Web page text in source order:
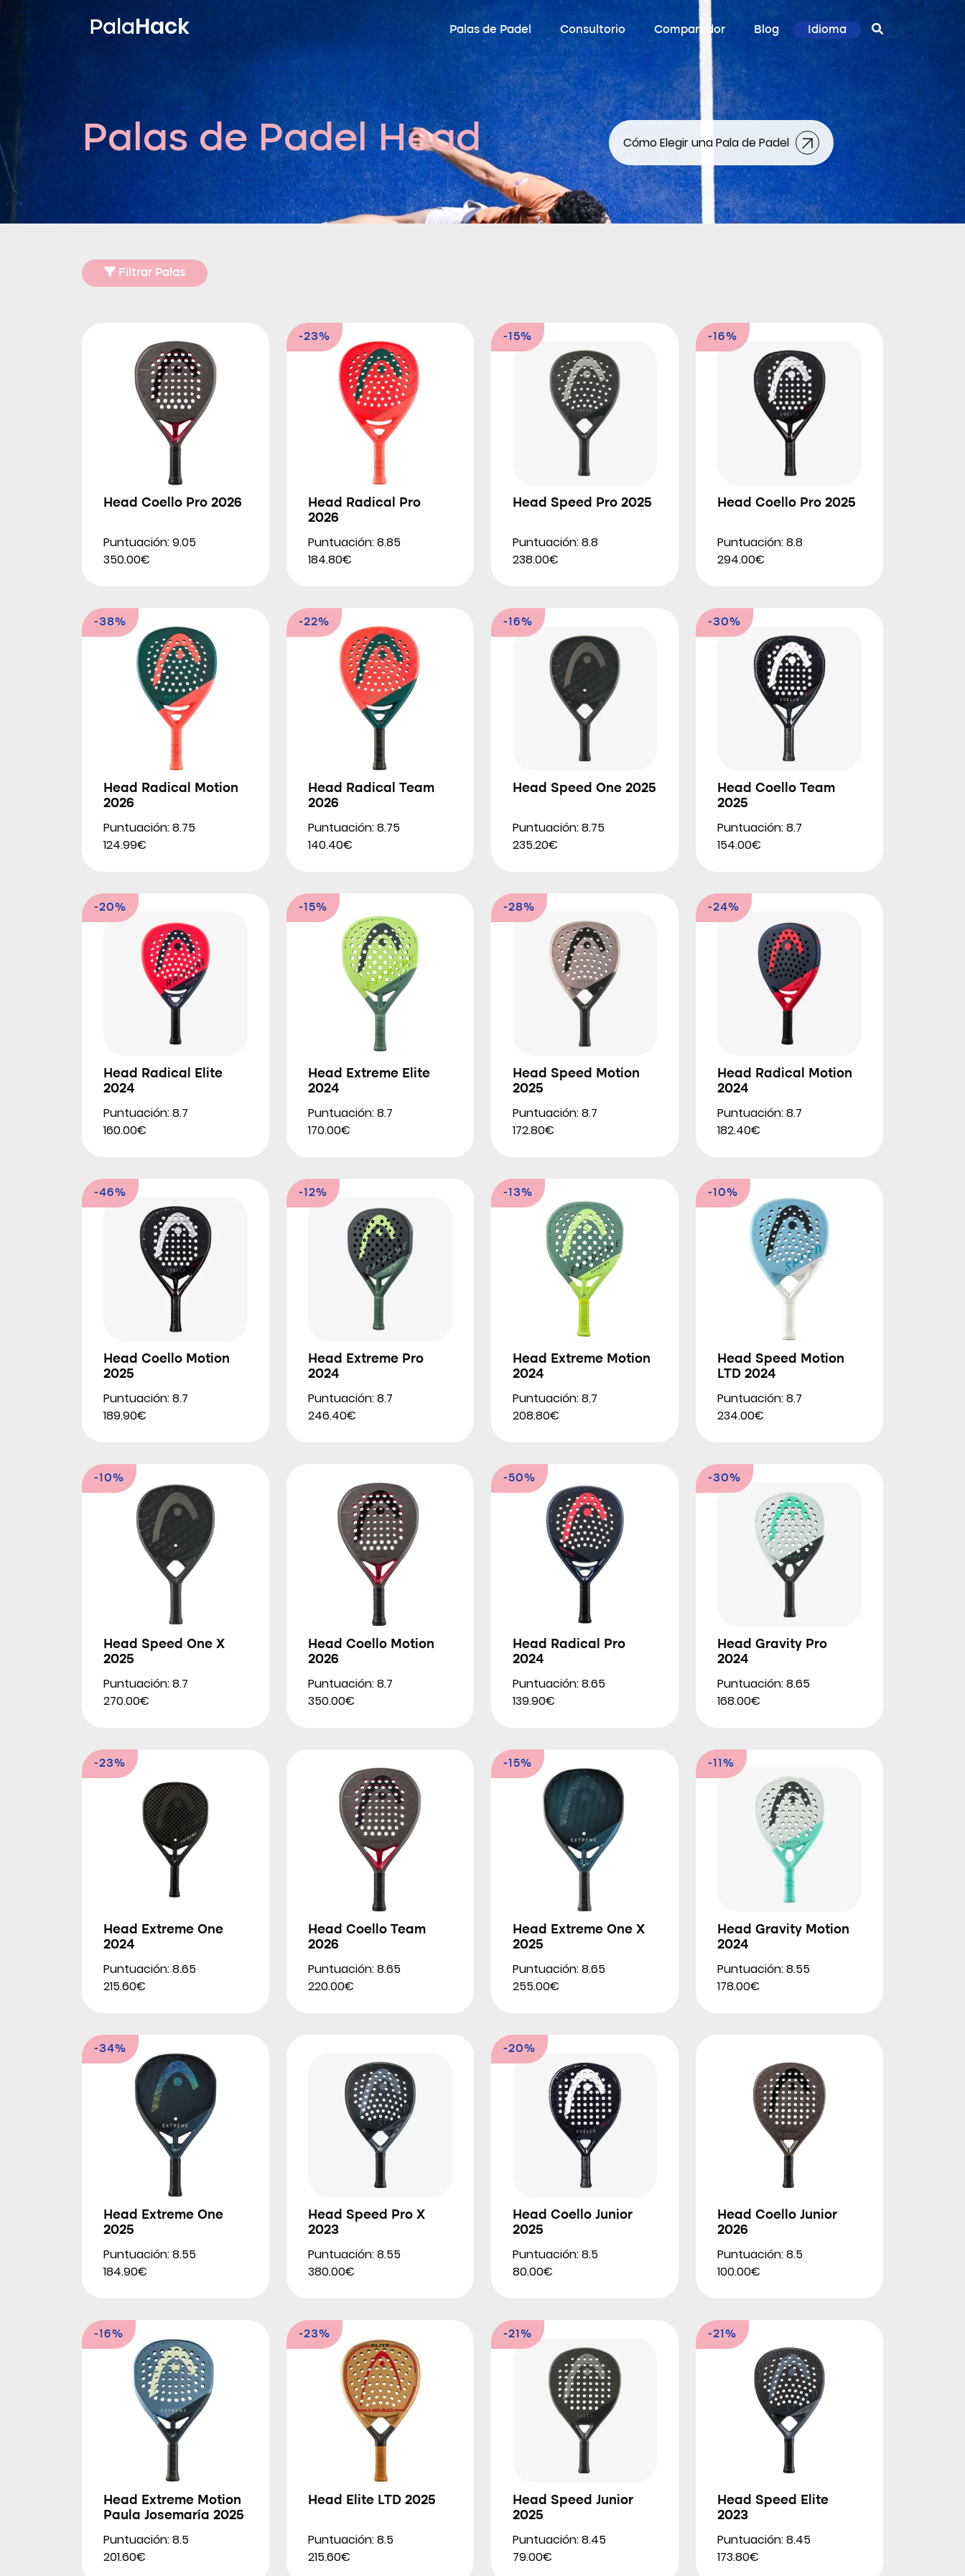
PalaHack Palas de Padel Consultorio Comparador Blog Idioma
Palas de Padel Head Cómo Elegir una Pala de Padel
Filtrar Palas
Head Coello Pro 2026
Puntuación: 9.05
350.00€
-23%
Head Radical Pro
2026
Puntuación: 8.85
184.80€
-15%
Head Speed Pro 2025
Puntuación: 8.8
238.00€
-16%
Head Coello Pro 2025
Puntuación: 8.8
294.00€
-38%
Head Radical Motion
2026
Puntuación: 8.75
124.99€
-22%
Head Radical Team
2026
Puntuación: 8.75
140.40€
-16%
Head Speed One 2025
Puntuación: 8.75
235.20€
-30%
Head Coello Team
2025
Puntuación: 8.7
154.00€
-20%
Head Radical Elite
2024
Puntuación: 8.7
160.00€
-15%
Head Extreme Elite
2024
Puntuación: 8.7
170.00€
-28%
Head Speed Motion
2025
Puntuación: 8.7
172.80€
-24%
Head Radical Motion
2024
Puntuación: 8.7
182.40€
-46%
Head Coello Motion
2025
Puntuación: 8.7
189.90€
-12%
Head Extreme Pro
2024
Puntuación: 8.7
246.40€
-13%
Head Extreme Motion
2024
Puntuación: 8.7
208.80€
-10%
Head Speed Motion
LTD 2024
Puntuación: 8.7
234.00€
-10%
Head Speed One X
2025
Puntuación: 8.7
270.00€
Head Coello Motion
2026
Puntuación: 8.7
350.00€
-50%
Head Radical Pro
2024
Puntuación: 8.65
139.90€
-30%
Head Gravity Pro
2024
Puntuación: 8.65
168.00€
-23%
Head Extreme One
2024
Puntuación: 8.65
215.60€
Head Coello Team
2026
Puntuación: 8.65
220.00€
-15%
Head Extreme One X
2025
Puntuación: 8.65
255.00€
-11%
Head Gravity Motion
2024
Puntuación: 8.55
178.00€
-34%
Head Extreme One
2025
Puntuación: 8.55
184.90€
Head Speed Pro X
2023
Puntuación: 8.55
380.00€
-20%
Head Coello Junior
2025
Puntuación: 8.5
80.00€
Head Coello Junior
2026
Puntuación: 8.5
100.00€
-16%
Head Extreme Motion
Paula Josemaría 2025
Puntuación: 8.5
201.60€
-23%
Head Elite LTD 2025
Puntuación: 8.5
215.60€
-21%
Head Speed Junior
2025
Puntuación: 8.45
79.00€
-21%
Head Speed Elite
2023
Puntuación: 8.45
173.80€